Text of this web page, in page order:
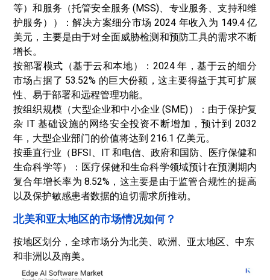
等）和服务（托管安全服务 (MSS)、专业服务、支持和维
护服务））：解决方案细分市场 2024 年收入为 149.4 亿
美元，主要是由于对全面威胁检测和预防工具的需求不断
增长。
按部署模式（基于云和本地）：2024 年，基于云的细分
市场占据了 53.52% 的巨大份额，这主要得益于其可扩展
性、易于部署和远程管理功能。
按组织规模（大型企业和中小企业 (SME)）：由于保护复
杂 IT 基础设施的网络安全投资不断增加，预计到 2032
年，大型企业部门的价值将达到 216.1 亿美元。
按垂直行业（BFSI、IT 和电信、政府和国防、医疗保健和
生命科学等）：医疗保健和生命科学领域预计在预测期内
复合年增长率为 8.52%，这主要是由于监管合规性的提高
以及保护敏感患者数据的迫切需求所推动。
北美和亚太地区的市场情况如何？
按地区划分，全球市场分为北美、欧洲、亚太地区、中东
和非洲以及南美。